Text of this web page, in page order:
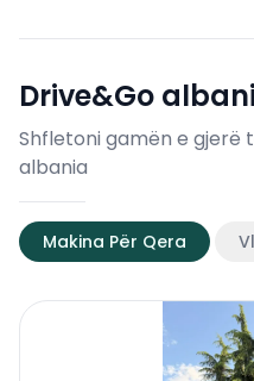
Drive&Go
Shfletoni gamën e gjerë
albania
Makina Për Qera